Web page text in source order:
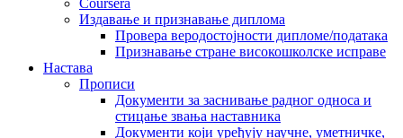
Coursera
Издавање и признавање диплома
Провера веродостојности дипломе/података
Признавање стране високошколске исправе
Настава
Прописи
Документи за заснивање радног односа и
стицање звања наставника
Документи који уређују научне, уметничке,